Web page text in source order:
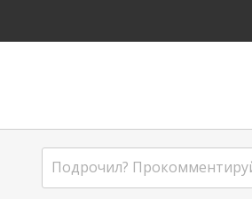
Подрочил?